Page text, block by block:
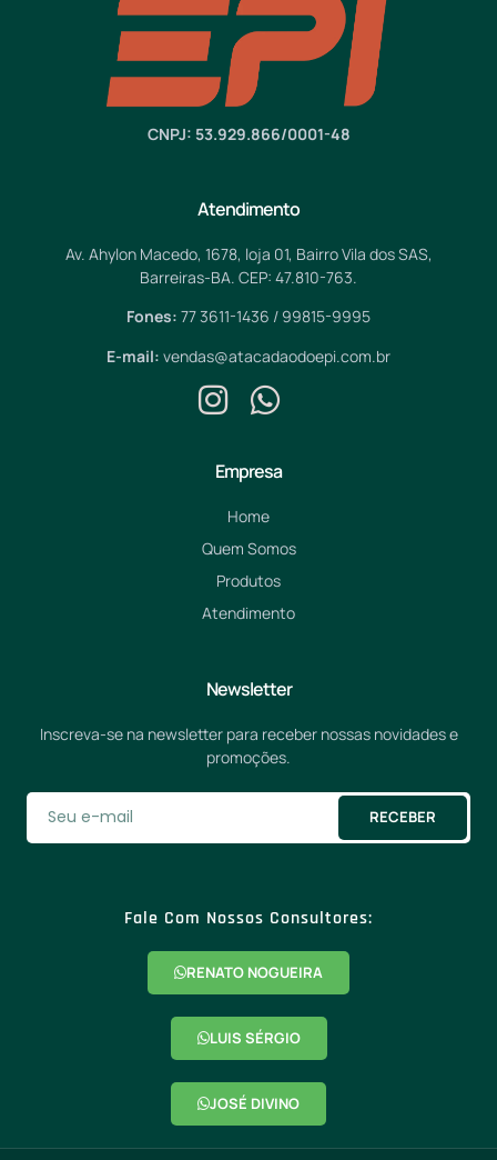
CNPJ: 53.929.866/0001-48
Atendimento
Av. Ahylon Macedo, 1678, loja 01, Bairro Vila dos SAS,
Barreiras-BA. CEP: 47.810-763.
Fones: 77 3611-1436 / 99815-9995
E-mail: vendas@atacadaodoepi.com.br
Empresa
Home
Quem Somos
Produtos
Atendimento
Newsletter
Inscreva-se na newsletter para receber nossas novidades e
promoções.
RECEBER
Fale Com Nossos Consultores:
RENATO NOGUEIRA
LUIS SÉRGIO
JOSÉ DIVINO